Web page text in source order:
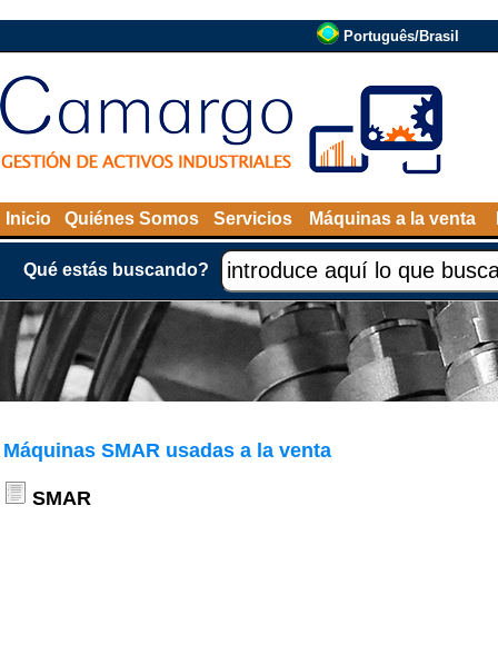
Português/Brasil
Inicio Quiénes Somos Servicios Máquinas a la venta
Qué estás buscando?
Máquinas SMAR usadas a la venta
SMAR